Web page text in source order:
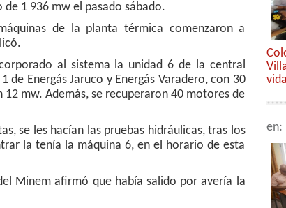
1 936 mw el pasado sábado.
de la planta térmica comenzaron a
al sistema la unidad 6 de la central
Energás Jaruco y Energás Varadero, con 30
mw. Además, se recuperaron 40 motores de
se les hacían las pruebas hidráulicas, tras los
la tenía la máquina 6, en el horario de esta
Minem afirmó que había salido por avería la
vida
en: